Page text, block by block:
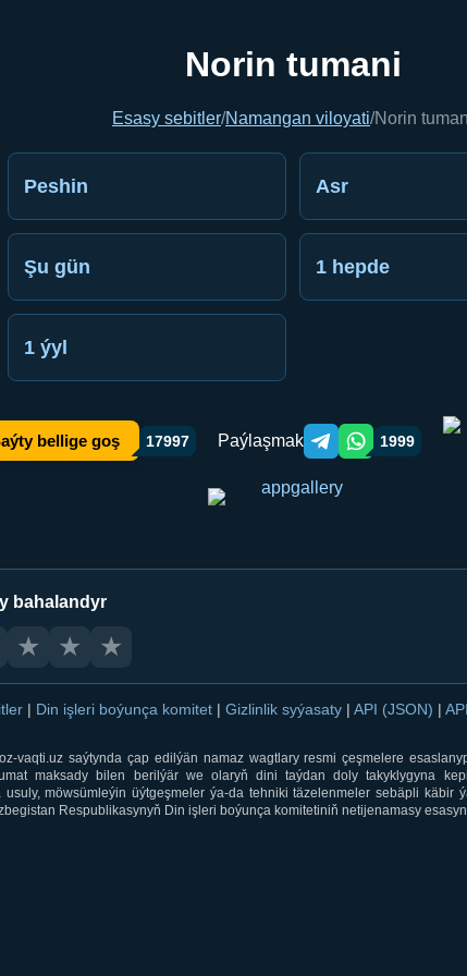
Norin tumani
Esasy sebitler/Namangan viloyati/Norin
Peshin Asr
Şu gün 1 hepde
1 ýyl
bellige goş 17997 Paýlaşmak Telegram orqali ulashish
WhatsApp orqali
1999
bahalandyr
★ ★ ★
| Din işleri boýunça komitet | Gizlinlik syýasaty | API (JSON) |
vaqti.uz saýtynda çap edilýän namaz wagtlary resmi çeşmelere
maksady bilen berilýär we olaryň dini taýdan doly takyklygyna
usuly, möwsümleýin üýtgeşmeler ýa-da tehniki täzelenmeler sebäpli käbir
Respublikasynyň Din işleri boýunça komitetiniň netijenamasy